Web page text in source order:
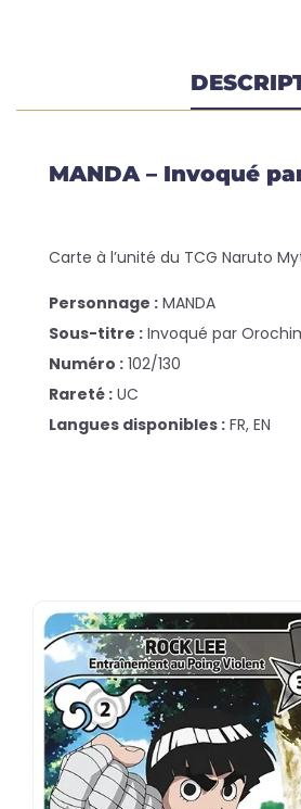
MANDA – Invoqué
Carte à l’unité du TCG Naruto
Personnage : MANDA
Sous-titre : Invoqué par
Numéro : 102/130
Rareté : UC
Langues disponibles : FR, EN